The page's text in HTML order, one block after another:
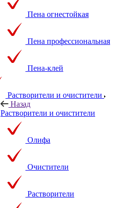
Пена огнестойкая
Пена профессиональная
Пена-клей
Растворители и очистители
Назад
Растворители и очистители
Олифа
Очистители
Растворители